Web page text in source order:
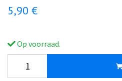
5,90 €
Op voorraad.